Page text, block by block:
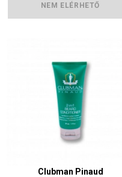
NEM ELÉRHETŐ
Clubman Pinaud